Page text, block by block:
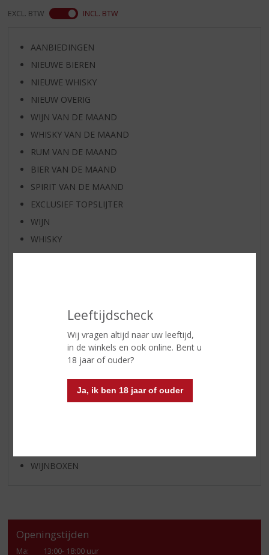
Leeftijdscheck
Wij vragen altijd naar uw leeftijd,
in de winkels en ook online. Bent u
18 jaar of ouder?
Ja, ik ben 18 jaar of ouder
EXCL. BTW INCL. BTW
AANBIEDINGEN
NIEUWE BIEREN
NIEUWE WHISKY
NIEUW OVERIG
WIJN VAN DE MAAND
WHISKY VAN DE MAAND
RUM VAN DE MAAND
BIER VAN DE MAAND
SPIRIT VAN DE MAAND
EXCLUSIEF TOPSLIJTER
WIJN
WHISKY
BIER
FRISDRANK
GLASWERK
GESCHENKVERPAKKING
(RELATIE)GESCHENKEN
WIJNBOXEN
Openingstijden
Ma:
13:00- 18:00 uur